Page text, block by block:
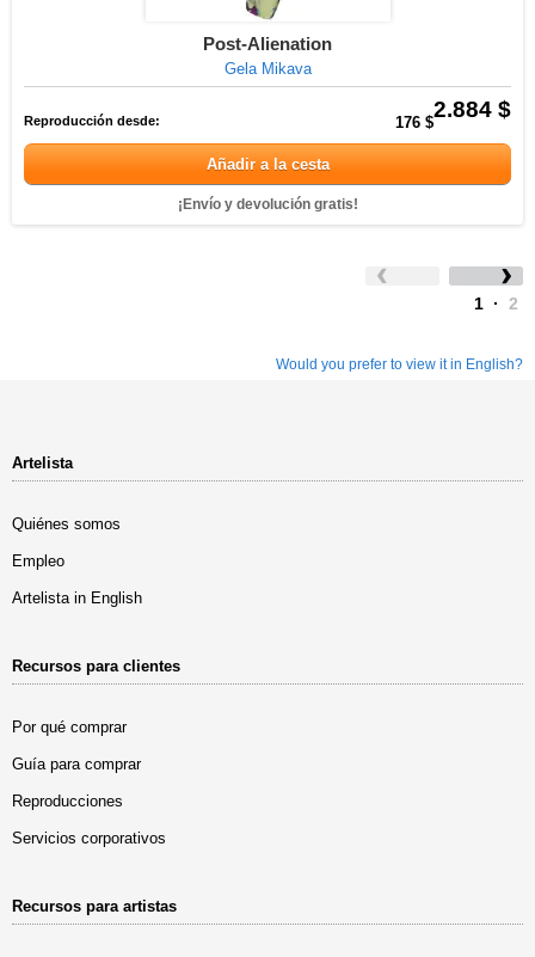
Post-Alienation
Gela Mikava
2.884 $
Reproducción desde: 176 $
Añadir a la cesta
¡Envío y devolución gratis!
1 · 2
Would you prefer to view it in English?
Artelista
Quiénes somos
Empleo
Artelista in English
Recursos para clientes
Por qué comprar
Guía para comprar
Reproducciones
Servicios corporativos
Recursos para artistas